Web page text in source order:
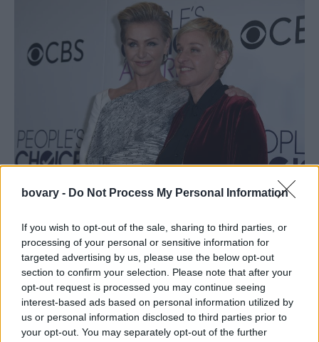
bovary - Do Not Process My Personal Information
If you wish to opt-out of the sale, sharing to third parties, or
processing of your personal or sensitive information for
targeted advertising by us, please use the below opt-out
section to confirm your selection. Please note that after your
opt-out request is processed you may continue seeing
interest-based ads based on personal information utilized by
us or personal information disclosed to third parties prior to
your opt-out. You may separately opt-out of the further
«Θυμάμαι ότι με κάποιο τρόπο είχα χτυπήσει το δάχτυλό μου.
Τότε ήμουν σε σχέση και καθώς περιέγραφα το γεγονός
ετοιμαζόμουν να πω στον αέρα «εμείς» αντί για «εγώ» και με
έκοψαν. Οι παραγωγοί πίστευαν ότι με αυτό τον τρόπο όλος ο
κόσμος θα έκανε εικόνα εμένα μαζί με μια γυναίκα».